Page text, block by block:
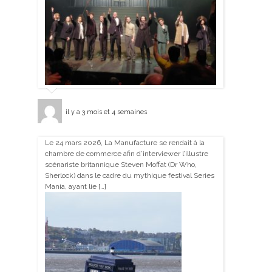
il y a 3 mois et 4 semaines
Le 24 mars 2026, La Manufacture se rendait à la
chambre de commerce afin d’interviewer l’illustre
scénariste britannique Steven Moffat (Dr Who,
Sherlock) dans le cadre du mythique festival Series
Mania, ayant lie […]